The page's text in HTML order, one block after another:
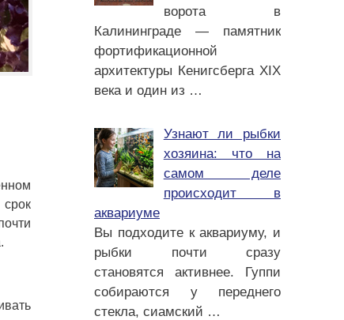
ворота в
Калининграде — памятник
фортификационной
архитектуры Кенигсберга XIX
века и один из …
Узнают ли рыбки
хозяина: что на
самом деле
происходит в
аквариуме
Вы подходите к аквариуму, и
рыбки почти сразу
становятся активнее. Гуппи
собираются у переднего
стекла, сиамский …